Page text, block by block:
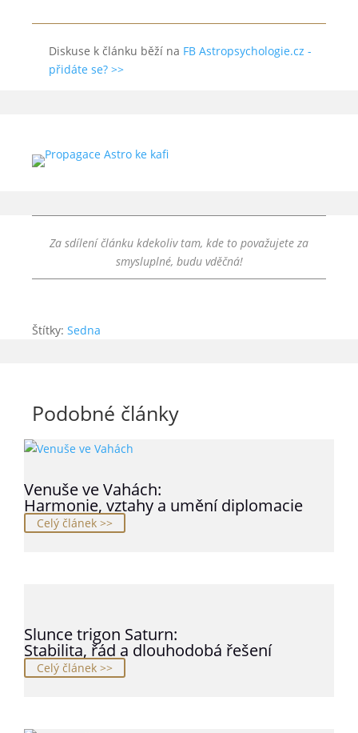
Diskuse k článku běží na FB Astropsychologie.cz -
přidáte se? >>
Za sdílení článku kdekoliv tam, kde to považujete za
smysluplné, budu vděčná!
Štítky: Sedna
Podobné články
Venuše ve Vahách:
Harmonie, vztahy a umění diplomacie
Celý článek >>
Slunce trigon Saturn:
Stabilita, řád a dlouhodobá řešení
Celý článek >>